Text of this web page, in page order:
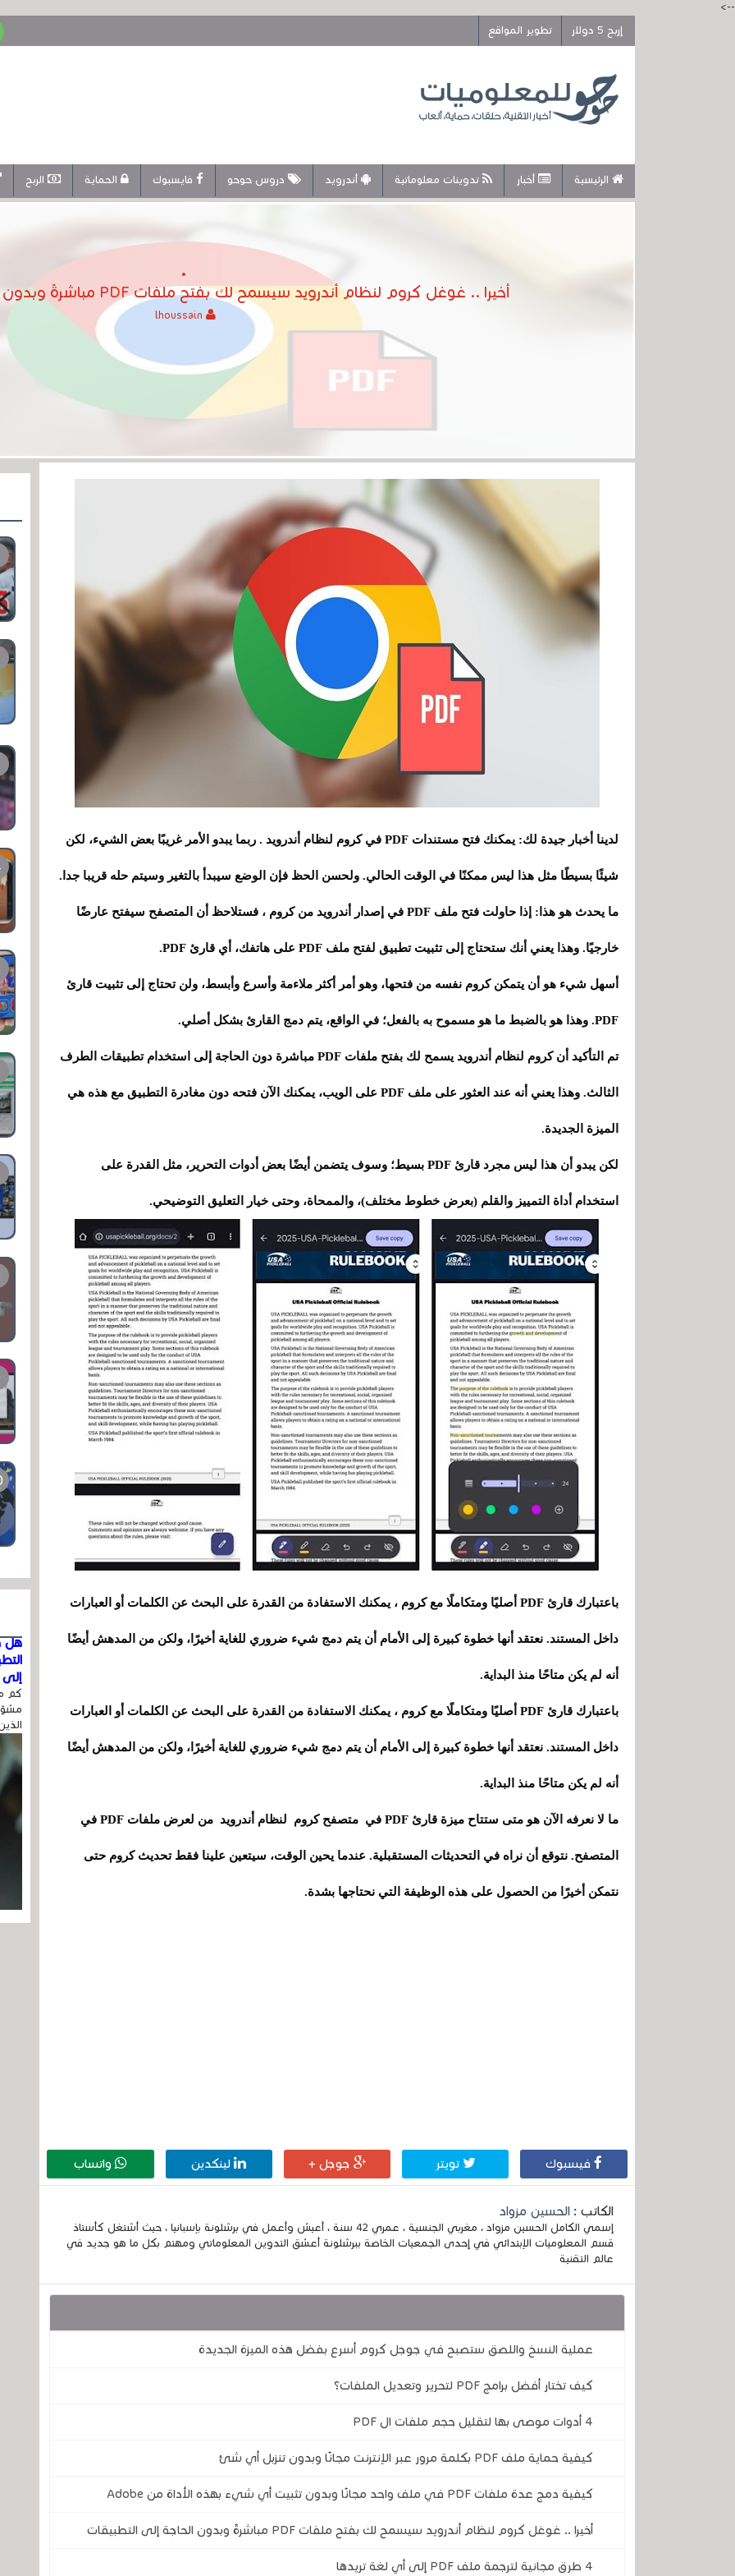
-->
إربح 5 دولار
تطوير المواقع
الرئيسية أخبار تدوينات معلوماتية أندرويد دروس حوحو فايسبوك الحماية الربح
أخيرا .. غوغل كروم لنظام أندرويد سيسمح لك بفتح ملفات PDF مباشرةً وبدون الحاجة إلى التطبيقات
لدينا أخبار جيدة لك: يمكنك فتح مستندات PDF في كروم لنظام أندرويد . ربما يبدو الأمر غريبًا بعض الشيء، لكن
شيئًا بسيطًا مثل هذا ليس ممكنًا في الوقت الحالي. ولحسن الحظ فإن الوضع سيبدأ بالتغير وسيتم حله قريبا جدا.
ما يحدث هو هذا: إذا حاولت فتح ملف PDF في إصدار أندرويد من كروم ، فستلاحظ أن المتصفح سيفتح عارضًا
خارجيًا. وهذا يعني أنك ستحتاج إلى تثبيت تطبيق لفتح ملف PDF على هاتفك، أي قارئ PDF.
أسهل شيء هو أن يتمكن كروم نفسه من فتحها، وهو أمر أكثر ملاءمة وأسرع وأبسط، ولن تحتاج إلى تثبيت قارئ
PDF. وهذا هو بالضبط ما هو مسموح به بالفعل؛ في الواقع، يتم دمج القارئ بشكل أصلي.
تم التأكيد أن كروم لنظام أندرويد يسمح لك بفتح ملفات PDF مباشرة دون الحاجة إلى استخدام تطبيقات الطرف
الثالث. وهذا يعني أنه عند العثور على ملف PDF على الويب، يمكنك الآن فتحه دون مغادرة التطبيق مع هذه هي
الميزة الجديدة.
لكن يبدو أن هذا ليس مجرد قارئ PDF بسيط؛ وسوف يتضمن أيضًا بعض أدوات التحرير، مثل القدرة على
استخدام أداة التمييز والقلم (بعرض خطوط مختلف)، والممحاة، وحتى خيار التعليق التوضيحي.
باعتبارك قارئ PDF أصليًا ومتكاملًا مع كروم ، يمكنك الاستفادة من القدرة على البحث عن الكلمات أو العبارات
داخل المستند. نعتقد أنها خطوة كبيرة إلى الأمام أن يتم دمج شيء ضروري للغاية أخيرًا، ولكن من المدهش أيضًا
أنه لم يكن متاحًا منذ البداية.
باعتبارك قارئ PDF أصليًا ومتكاملًا مع كروم ، يمكنك الاستفادة من القدرة على البحث عن الكلمات أو العبارات
داخل المستند. نعتقد أنها خطوة كبيرة إلى الأمام أن يتم دمج شيء ضروري للغاية أخيرًا، ولكن من المدهش أيضًا
أنه لم يكن متاحًا منذ البداية.
ما لا نعرفه الآن هو متى ستتاح ميزة قارئ PDF في متصفح كروم لنظام أندرويد من لعرض ملفات PDF في
المتصفح. نتوقع أن نراه في التحديثات المستقبلية. عندما يحين الوقت، سيتعين علينا فقط تحديث كروم حتى
نتمكن أخيرًا من الحصول على هذه الوظيفة التي نحتاجها بشدة.
فيسبوك تويتر جوجل + لينكدين واتساب
الكاتب : الحسين مزواد
إسمي الكامل الحسين مزواد ، مغربي الجنسية ، عمري 42 سنة ، أعيش وأعمل في برشلونة بإسبانيا ، حيث أشتغل كأستاذ
قسم المعلوميات الإبتدائي في إحدى الجمعيات الخاصة ببرشلونة أعشق التدوين المعلوماتي ومهتم بكل ما هو جديد في
عالم التقنية
عملية النسخ واللصق ستصبح في جوجل كروم أسرع بفضل هذه الميزة الجديدة
كيف تختار أفضل برامج PDF لتحرير وتعديل الملفات؟
4 أدوات موصى بها لتقليل حجم ملفات ال PDF
كيفية حماية ملف PDF بكلمة مرور عبر الإنترنت مجانًا وبدون تنزبل أي شئ
كيفية دمج عدة ملفات PDF في ملف واحد مجانًا وبدون تثبيت أي شيء بهذه الأداة من Adobe
أخيرا .. غوغل كروم لنظام أندرويد سيسمح لك بفتح ملفات PDF مباشرةً وبدون الحاجة إلى التطبيقات
4 طرق مجانية لترجمة ملف PDF إلى أي لغة تريدها
هل
إلى
كم